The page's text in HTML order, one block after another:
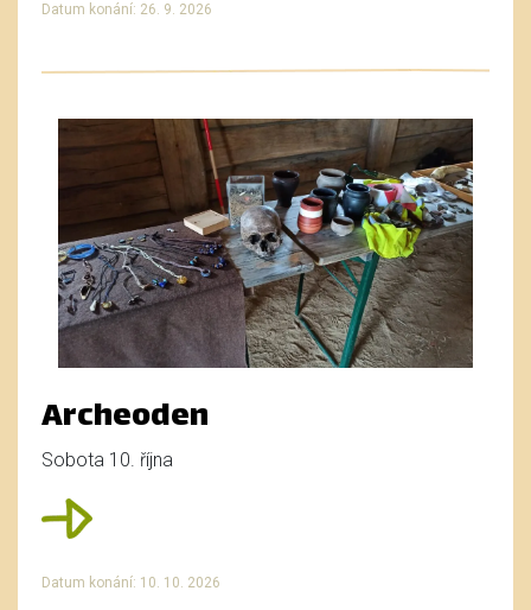
Datum konání: 26. 9. 2026
Archeoden
Sobota 10. října
Datum konání: 10. 10. 2026